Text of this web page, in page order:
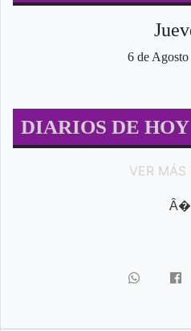
6 de
DIARIOS DE HOY
VER MÁS
Â�